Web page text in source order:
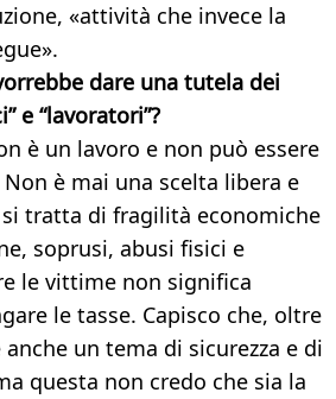
«attività che invece la
dare una tutela dei
e “lavoratori”?
è un lavoro e non può essere
è mai una scelta libera e
si tratta di fragilità economiche
soprusi, abusi fisici e
le vittime non significa
le tasse. Capisco che, oltre
anche un tema di sicurezza e di
questa non credo che sia la